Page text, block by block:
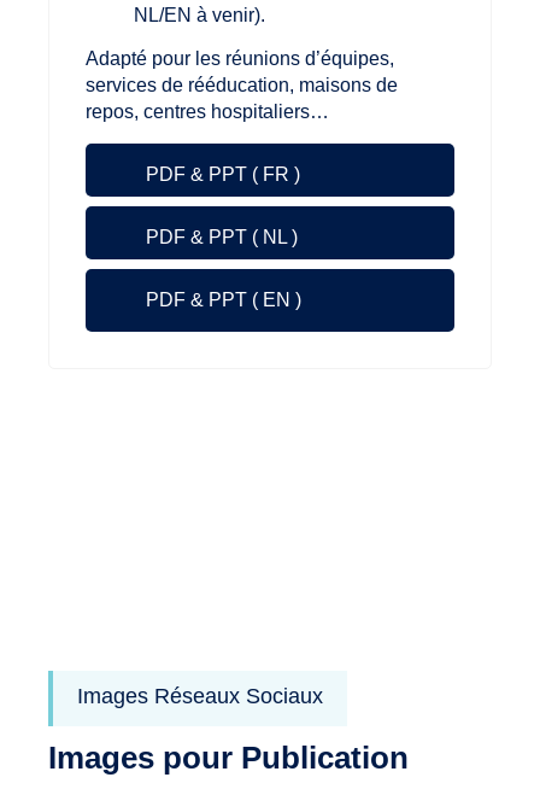
NL/EN à venir).
Adapté pour les réunions d’équipes,
services de rééducation, maisons de
repos, centres hospitaliers…
PDF & PPT ( FR )
PDF & PPT ( NL )
PDF & PPT ( EN )
Images Réseaux Sociaux
Images pour Publication